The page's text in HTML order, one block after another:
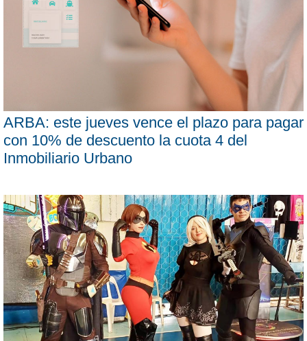
ARBA: este jueves vence el plazo para pagar
con 10% de descuento la cuota 4 del
Inmobiliario Urbano